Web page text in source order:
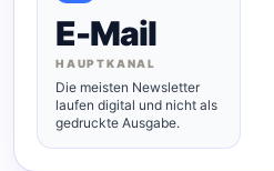
E-Mail
HAUPTKANAL
Die meisten Newsletter
laufen digital und nicht als
gedruckte Ausgabe.